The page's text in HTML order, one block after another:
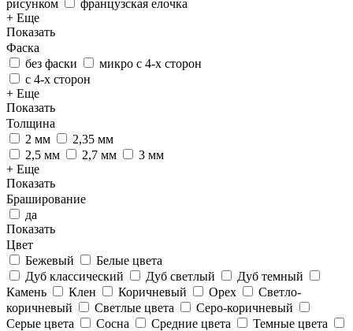
рисунком
французская елочка
+ Еще
Показать
Фаска
без фаски
микро с 4-х сторон
с 4-х сторон
+ Еще
Показать
Толщина
2 мм
2,35 мм
2,5 мм
2,7 мм
3 мм
+ Еще
Показать
Браширование
да
Показать
Цвет
Бежевый
Белые цвета
Дуб классический
Дуб светлый
Дуб темный
Камень
Клен Коричневый Орех
Светло-
коричневый
Светлые цвета
Серо-коричневый
Серые цвета
Сосна Средние цвета
Темные цвета